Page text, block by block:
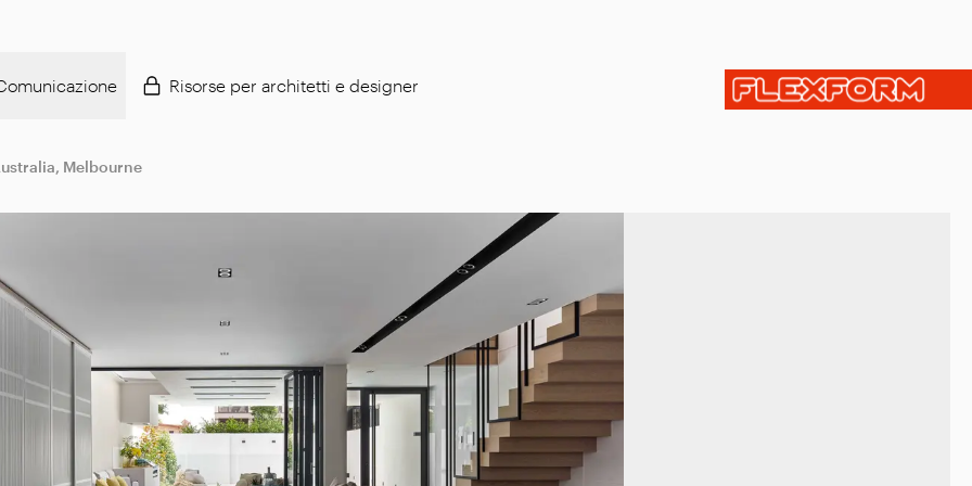
Risorse per architetti e designer
Melbourne